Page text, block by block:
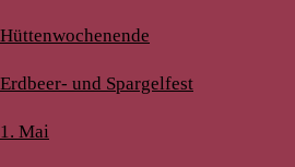
Hüttenwochenende
Erdbeer- und Spargelfest
1. Mai